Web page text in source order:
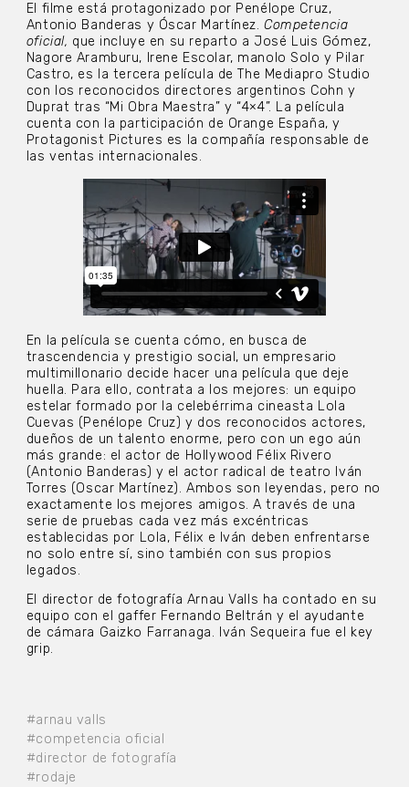
#arnau valls
#competencia oficial
#director de fotografía
#rodaje
El filme está protagonizado por Penélope Cruz,
Antonio Banderas y Óscar Martínez. Competencia
oficial, que incluye en su reparto a José Luis Gómez,
Nagore Aramburu, Irene Escolar, manolo Solo y Pilar
Castro, es la tercera película de The Mediapro Studio
con los reconocidos directores argentinos Cohn y
Duprat tras “Mi Obra Maestra” y “4×4”. La película
cuenta con la participación de Orange España, y
Protagonist Pictures es la compañía responsable de
las ventas internacionales.
En la película se cuenta cómo, en busca de
trascendencia y prestigio social, un empresario
multimillonario decide hacer una película que deje
huella. Para ello, contrata a los mejores: un equipo
estelar formado por la celebérrima cineasta Lola
Cuevas (Penélope Cruz) y dos reconocidos actores,
dueños de un talento enorme, pero con un ego aún
más grande: el actor de Hollywood Félix Rivero
(Antonio Banderas) y el actor radical de teatro Iván
Torres (Oscar Martínez). Ambos son leyendas, pero no
exactamente los mejores amigos. A través de una
serie de pruebas cada vez más excéntricas
establecidas por Lola, Félix e Iván deben enfrentarse
no solo entre sí, sino también con sus propios
legados.
El director de fotografía Arnau Valls ha contado en su
equipo con el gaffer Fernando Beltrán y el ayudante
de cámara Gaizko Farranaga. Iván Sequeira fue el key
grip.